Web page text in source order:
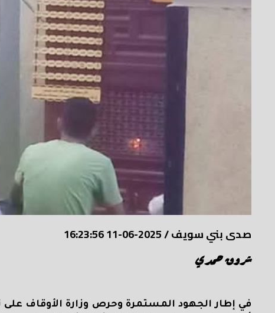
صدى بني سويف/
2025-06-11 16:23:56
شروق حمدي
في إطار الجهود المستمرة وحرص وزارة الأوقاف على